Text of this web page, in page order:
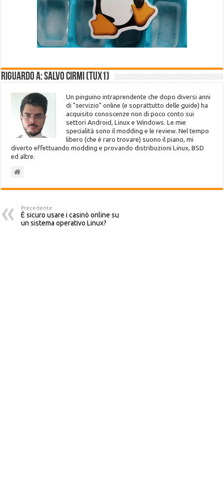
Riguardo a: Salvo Cirmi (Tux1)
Un pinguino intraprendente che dopo diversi anni
di "servizio" online (e soprattutto delle guide) ha
acquisito conoscenze non di poco conto sui
settori Android, Linux e Windows. Le mie
specialità sono il modding e le review. Nel tempo
libero (che è raro trovare) suono il piano, mi
diverto effettuando modding e provando distribuzioni Linux, BSD
ed altre.
Precedente
È sicuro usare i casinò online su
un sistema operativo Linux?